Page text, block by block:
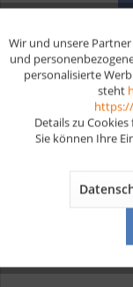
Fachkraft
Kompaktes
Funktionale
Wir und unsere
und
personalisierte
steht
Details zu
Sie können Ihre